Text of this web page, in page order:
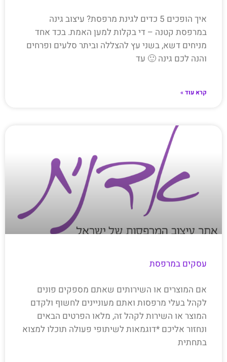
איך הופכים 5 כדים לגינת מרפסת? עיצוב גינה
במרפסת קטנה – די בקלות למען האמת. בכד אחד
מניחים דשא, בשני עץ להצללה וביתר סלעים ופרחים
והנה לכם גינה 🙂 עד
קרא עוד »
עסקים במרפסת
אם המוצרים או השירותים שאתם מספקים פונים
לקהל בעלי מרפסות ואתם מעוניינים לחשוף ולקדם
המוצר או השירות לקהל זה, מלאו הפרטים הבאים
ונחזור אליכם *דוגמאות לשיתופי פעולה תוכלו למצוא
בתחתית